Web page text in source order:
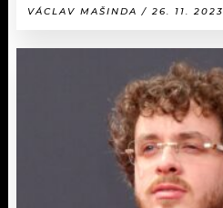
VÁCLAV MAŠINDA / 26. 11. 2023